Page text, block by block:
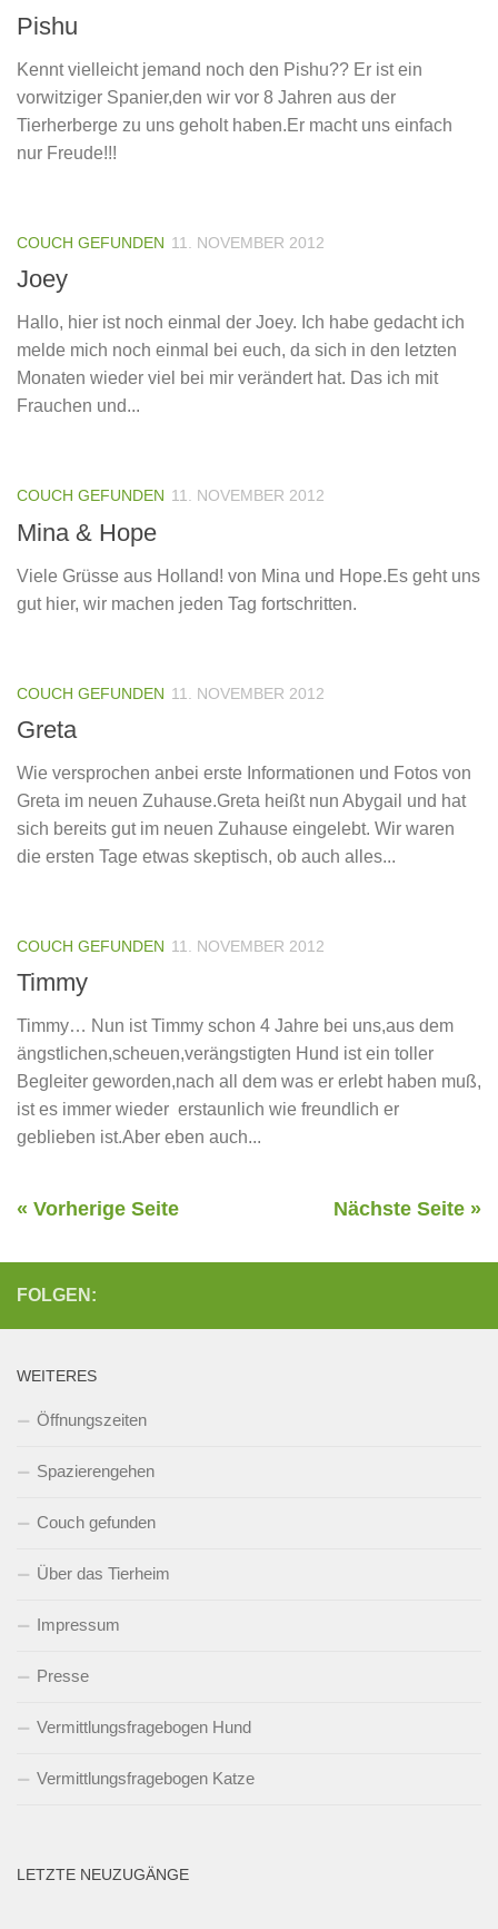
Pishu
Kennt vielleicht jemand noch den Pishu?? Er ist ein
vorwitziger Spanier,den wir vor 8 Jahren aus der
Tierherberge zu uns geholt haben.Er macht uns einfach
nur Freude!!!
COUCH GEFUNDEN 11. NOVEMBER 2012
Joey
Hallo, hier ist noch einmal der Joey. Ich habe gedacht ich
melde mich noch einmal bei euch, da sich in den letzten
Monaten wieder viel bei mir verändert hat. Das ich mit
Frauchen und...
COUCH GEFUNDEN 11. NOVEMBER 2012
Mina & Hope
Viele Grüsse aus Holland! von Mina und Hope.Es geht uns
gut hier, wir machen jeden Tag fortschritten.
COUCH GEFUNDEN 11. NOVEMBER 2012
Greta
Wie versprochen anbei erste Informationen und Fotos von
Greta im neuen Zuhause.Greta heißt nun Abygail und hat
sich bereits gut im neuen Zuhause eingelebt. Wir waren
die ersten Tage etwas skeptisch, ob auch alles...
COUCH GEFUNDEN 11. NOVEMBER 2012
Timmy
Timmy… Nun ist Timmy schon 4 Jahre bei uns,aus dem
ängstlichen,scheuen,verängstigten Hund ist ein toller
Begleiter geworden,nach all dem was er erlebt haben muß,
ist es immer wieder erstaunlich wie freundlich er
geblieben ist.Aber eben auch...
« Vorherige Seite Nächste Seite »
FOLGEN:
WEITERES
Öffnungszeiten
Spazierengehen
Couch gefunden
Über das Tierheim
Impressum
Presse
Vermittlungsfragebogen Hund
Vermittlungsfragebogen Katze
LETZTE NEUZUGÄNGE